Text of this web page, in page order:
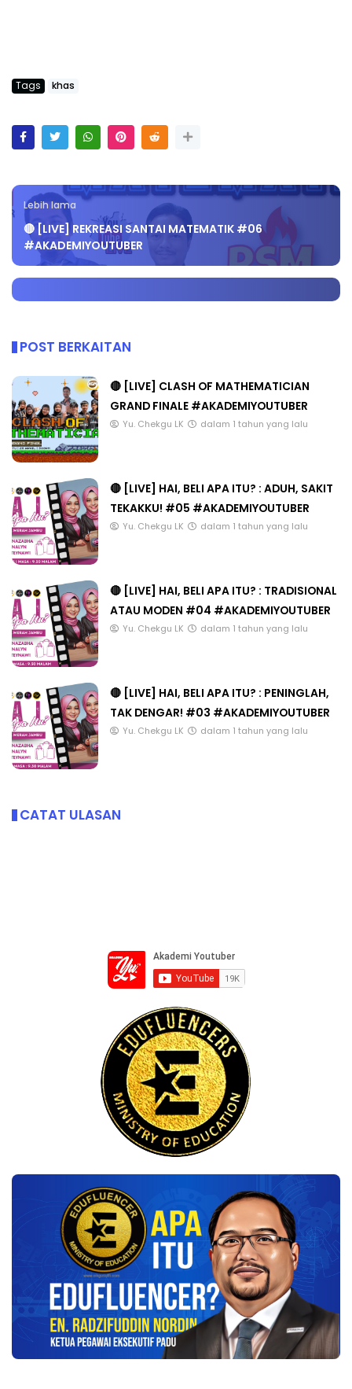
Tags khas
Lebih lama
🔴 [LIVE] REKREASI SANTAI MATEMATIK #06
#AKADEMIYOUTUBER
POST BERKAITAN
🔴 [LIVE] CLASH OF MATHEMATICIAN
GRAND FINALE #AKADEMIYOUTUBER
Yu. Chekgu LK dalam 1 tahun yang lalu
🔴 [LIVE] HAI, BELI APA ITU? : ADUH, SAKIT
TEKAKKU! #05 #AKADEMIYOUTUBER
Yu. Chekgu LK dalam 1 tahun yang lalu
🔴 [LIVE] HAI, BELI APA ITU? : TRADISIONAL
ATAU MODEN #04 #AKADEMIYOUTUBER
Yu. Chekgu LK dalam 1 tahun yang lalu
🔴 [LIVE] HAI, BELI APA ITU? : PENINGLAH,
TAK DENGAR! #03 #AKADEMIYOUTUBER
Yu. Chekgu LK dalam 1 tahun yang lalu
CATAT ULASAN